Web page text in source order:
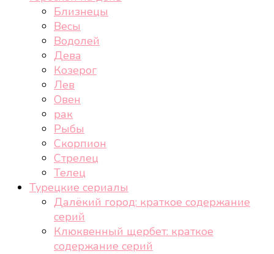
Близнецы
Весы
Водолей
Дева
Козерог
Лев
Овен
рак
Рыбы
Скорпион
Стрелец
Телец
Турецкие сериалы
Далёкий город: краткое содержание
серий
Клюквенный щербет: краткое
содержание серий